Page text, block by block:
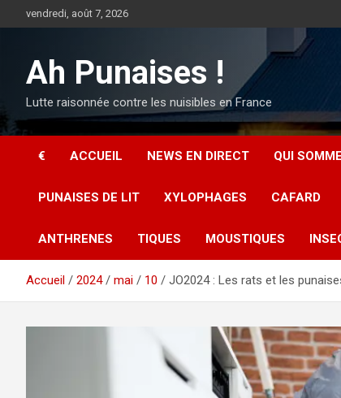
au
vendredi, août 7, 2026
Ah Punaises !
Lutte raisonnée contre les nuisibles en France
€ ACCUEIL NEWS EN DIRECT QUI
PUNAISES DE LIT XYLOPHAGES CAFARD
ANTHRENES TIQUES MOUSTIQUES
Accueil 2024 mai 10 JO2024 : Les rats et les